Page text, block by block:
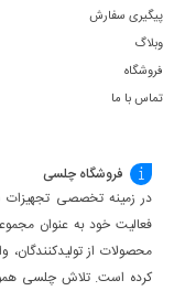
پیگیری سفارش
وبلاگ
فروشگاه
تماس با ما
فروشگاه چلسی
در زمینه تخصصی تجهیزات
فعالیت خود به عنوان
محصولات از تولیدکنندگان،
کرده است. تلاش چلسی